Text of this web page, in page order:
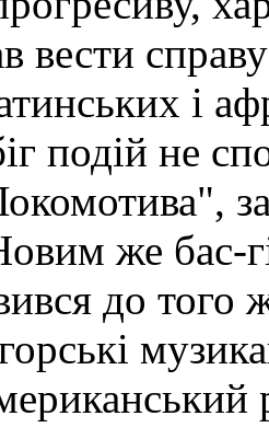
вести
і
подій не
же бас-
до того